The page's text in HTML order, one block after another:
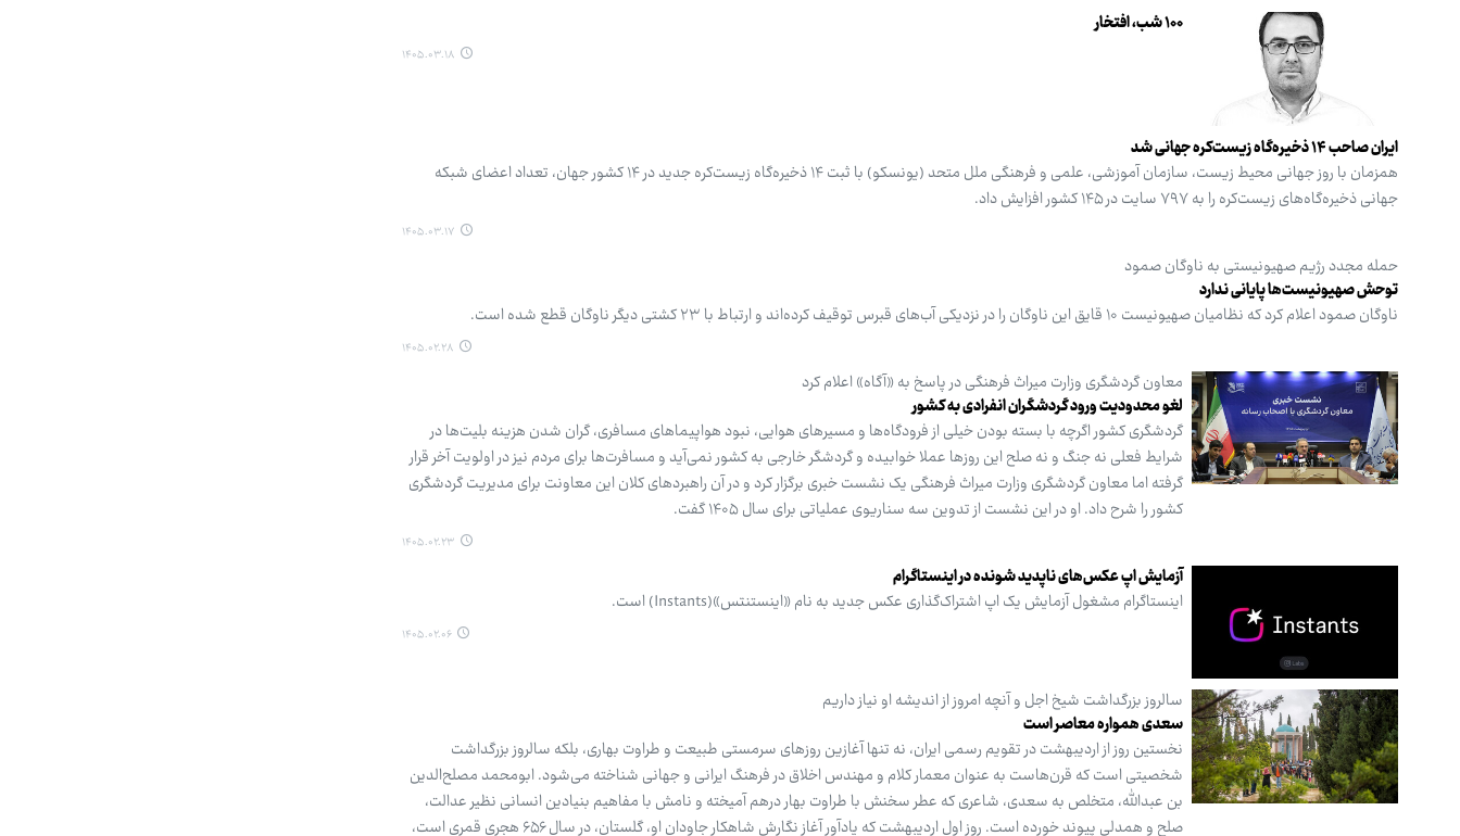
۱۰۰ شب، افتخار
۱۴۰۵.۰۳.۱۸
ایران صاحب ۱۴ ذخیره‌گاه زیست‌کره جهانی شد
همزمان با روز جهانی محیط زیست، سازمان آموزشی، علمی و فرهنگی ملل متحد (یونسکو) با ثبت ۱۴ ذخیره‌گاه زیست‌کره جدید در ۱۴ کشور جهان، تعداد اعضای شبکه
جهانی ذخیره‌گاه‌های زیست‌کره را به ۷۹۷ سایت در ۱۴۵ کشور افزایش داد.
۱۴۰۵.۰۳.۱۷
حمله مجدد رژیم صهیونیستی به ناوگان صمود
توحش صهیونیست‌ها پایانی ندارد
ناوگان صمود اعلام کرد که نظامیان صهیونیست ۱۰ قایق این ناوگان را در نزدیکی آب‌های قبرس توقیف کرده‌اند و ارتباط با ۲۳ کشتی دیگر ناوگان قطع شده است.
۱۴۰۵.۰۲.۲۸
معاون گردشگری وزارت میراث فرهنگی در پاسخ به «آگاه» اعلام کرد
لغو محدودیت ورود گردشگران انفرادی به کشور
گردشگری کشور اگرچه با بسته بودن خیلی از فرودگاه‌ها و مسیرهای هوایی، نبود هواپیماهای مسافری، گران شدن هزینه بلیت‌ها در
شرایط فعلی نه جنگ و نه صلح این روزها عملا خوابیده و گردشگر خارجی به کشور نمی‌آید و مسافرت‌ها برای مردم نیز در اولویت آخر قرار
گرفته اما معاون گردشگری وزارت میراث فرهنگی یک نشست خبری برگزار کرد و در آن راهبردهای کلان این معاونت برای مدیریت گردشگری
کشور را شرح داد. او در این نشست از تدوین سه سناریوی عملیاتی برای سال ۱۴۰۵ گفت.
۱۴۰۵.۰۲.۲۳
آزمایش اپ عکس‌های ناپدید شونده در اینستاگرام
اینستاگرام مشغول آزمایش یک اپ اشتراک‌گذاری عکس جدید به نام «اینستنتس»(Instants) است.
۱۴۰۵.۰۲.۰۶
سالروز بزرگداشت شیخ اجل و آنچه امروز از اندیشه او نیاز داریم
سعدی همواره معاصر است
نخستین روز از اردیبهشت‌ در تقویم رسمی ایران، نه تنها آغازین روزهای سرمستی طبیعت و طراوت بهاری، بلکه سالروز بزرگداشت
شخصیتی است که قرن‌هاست به عنوان معمار کلام و مهندس اخلاق در فرهنگ ایرانی و جهانی شناخته می‌شود. ابومحمد مصلح‌الدین
بن عبدالله، متخلص به سعدی، شاعری که عطر سخنش با طراوت بهار درهم ‌آمیخته و نامش با مفاهیم بنیادین انسانی نظیر عدالت،
صلح و همدلی پیوند خورده است. روز اول اردیبهشت که یادآور آغاز نگارش شاهکار جاودان او، گلستان، در سال ۶۵۶ هجری قمری است،